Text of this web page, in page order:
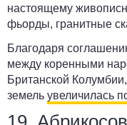
настоящему
фьорды, гранитные
Благодаря
между коренными
Британской
земель увеличилась